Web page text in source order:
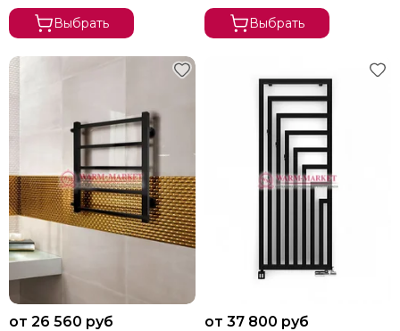
Выбрать
Выбрать
от 26 560 руб от 37 800 руб